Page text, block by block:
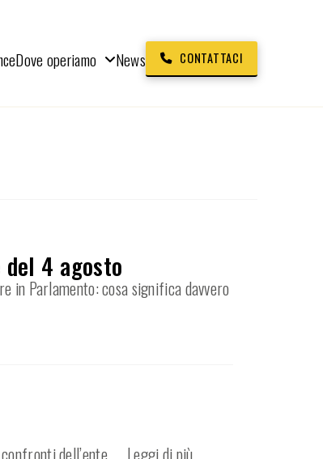
Dove operiamo News CONTATTACI
4 agosto
in Parlamento: cosa significa davvero
dell’ente.… Leggi di più